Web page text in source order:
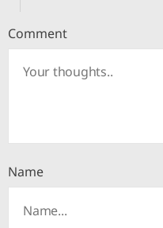
Comment
Name